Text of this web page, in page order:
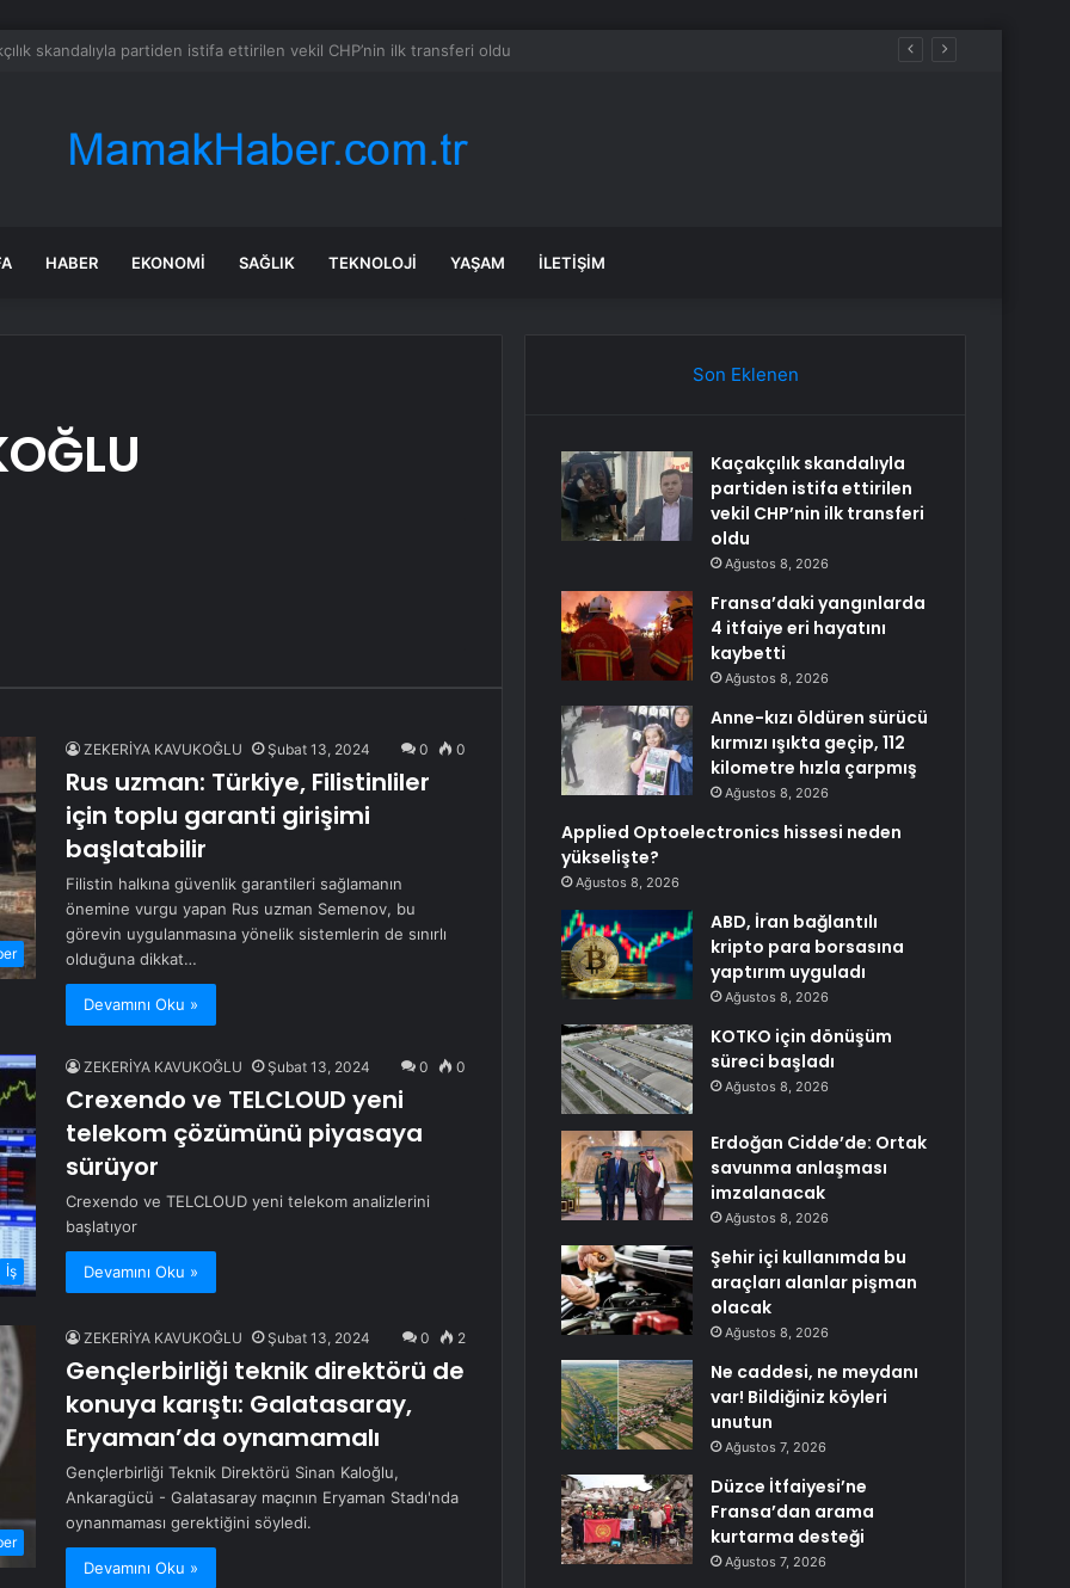
yangınlarda 4 itfaiye eri hayatını kaybetti
HABER EKONOMI SAĞLIK TEKNOLOJI YAŞAM İLETIŞIM
ZEKERİYA KAVUKOĞLU Şubat 13, 2024 0 0
Rus uzman: Türkiye, Filistinliler
için toplu garanti girişimi
başlatabilir
Filistin halkına güvenlik garantileri sağlamanın
önemine vurgu yapan Rus uzman Semenov, bu
görevin uygulanmasına yönelik sistemlerin de sınırlı
olduğuna dikkat…
Devamını Oku »
İş
ZEKERİYA KAVUKOĞLU Şubat 13, 2024 0 0
Crexendo ve TELCLOUD yeni
telekom çözümünü piyasaya
sürüyor
Crexendo ve TELCLOUD yeni telekom analizlerini
başlatıyor
Devamını Oku »
ZEKERİYA KAVUKOĞLU Şubat 13, 2024 0 2
Gençlerbirliği teknik direktörü de
konuya karıştı: Galatasaray,
Eryaman’da oynamamalı
Gençlerbirliği Teknik Direktörü Sinan Kaloğlu,
Ankaragücü - Galatasaray maçının Eryaman Stadı'nda
oynanmaması gerektiğini söyledi.
Devamını Oku »
Son Eklenen
Kaçakçılık skandalıyla
partiden istifa ettirilen
vekil CHP’nin ilk transferi
oldu
Ağustos 8, 2026
Fransa’daki yangınlarda
4 itfaiye eri hayatını
kaybetti
Ağustos 8, 2026
Anne-kızı öldüren sürücü
kırmızı ışıkta geçip, 112
kilometre hızla çarpmış
Ağustos 8, 2026
Applied Optoelectronics hissesi neden
yükselişte?
Ağustos 8, 2026
ABD, İran bağlantılı
kripto para borsasına
yaptırım uyguladı
Ağustos 8, 2026
KOTKO için dönüşüm
süreci başladı
Ağustos 8, 2026
Erdoğan Cidde’de: Ortak
savunma anlaşması
imzalanacak
Ağustos 8, 2026
Şehir içi kullanımda bu
araçları alanlar pişman
olacak
Ağustos 8, 2026
Ne caddesi, ne meydanı
var! Bildiğiniz köyleri
unutun
Ağustos 7, 2026
Düzce İtfaiyesi’ne
Fransa’dan arama
kurtarma desteği
Ağustos 7, 2026